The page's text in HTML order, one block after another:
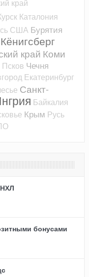
край
Каталония
США Бурятия
Кёнигсберг
край Коми
Псков Чечня
Екатеринбург
Санкт-
Байкалия
Крым Русь
бонусами